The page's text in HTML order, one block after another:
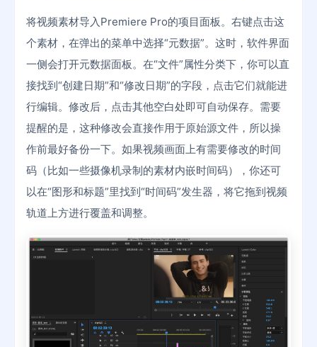
将视频素材导入Premiere Pro的项目面板。右键点击这
个素材，在弹出的菜单中选择“元数据”。这时，软件界面
一侧会打开元数据面板。在“文件”属性分类下，你可以直
接找到“创建日期”和“修改日期”的字段，点击它们就能进
行编辑。修改后，点击其他空白处即可自动保存。需要
提醒的是，这种修改会直接作用于原始源文件，所以操
作前最好备份一下。如果视频画面上有需要修改的时间
码（比如一些摄像机录制的素材内嵌时间码），你还可
以在“图形和标题”里找到“时间码”发生器，将它拖到视频
轨道上方进行覆盖和调整。